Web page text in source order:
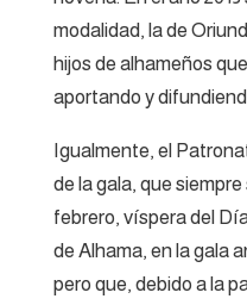
modalidad, la de
hijos de alhameños
aportando y
Igualmente, el
de la gala, que
febrero, víspera del
de Alhama, en la gala
pero que, debido a la